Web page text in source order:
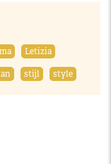
Letizia
stijl style